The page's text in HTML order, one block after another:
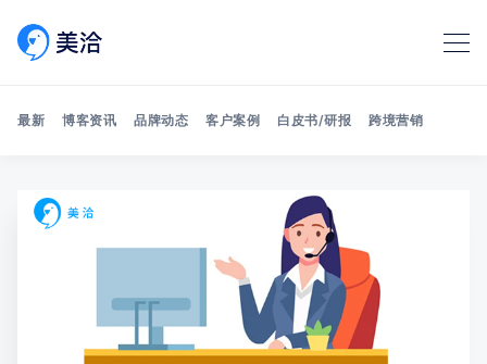
Search 美洽博客
最新 博客资讯 品牌动态 客户案例 白皮书/研报 跨境营销